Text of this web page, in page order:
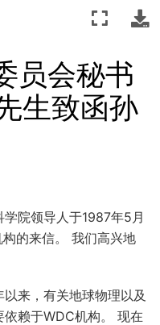
员会秘书
生致函孙
院领导人于1987年5月
的来信。 我们高兴地
来，有关地球物理以及
赖于WDC机构。 现在